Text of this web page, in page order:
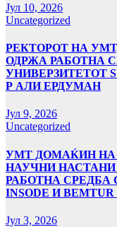
Јул 10, 2026
Uncategorized
РЕКТОРОТ НА
ОДРЖА РАБОТНА
УНИВЕРЗИТЕТОТ
Р АЛИ ЕРДУМАН
Јул 9, 2026
Uncategorized
УMТ ДОМАЌИН
НАУЧНИ НАСТАНИ
РАБОТНА СРЕДБА
INSODE И BEMTUR
Јул 3, 2026